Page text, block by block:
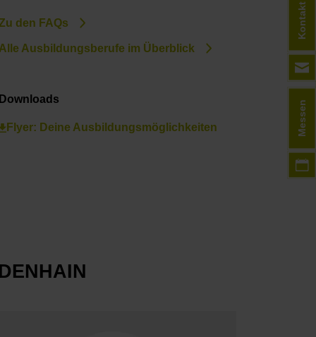
den FAQs
Alle Ausbildungsberufe im Überblick
Downloads
Flyer: Deine Ausbildungsmöglichkeiten Messen
Kontakt